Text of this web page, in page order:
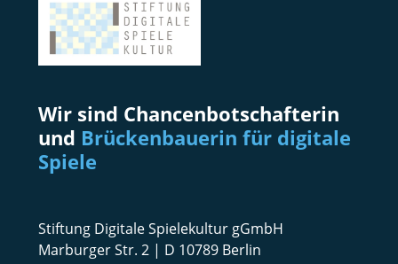
Wir sind Chancenbotschafterin
und Brückenbauerin für digitale
Spiele
Stiftung Digitale Spielekultur gGmbH
Marburger Str. 2 | D 10789 Berlin